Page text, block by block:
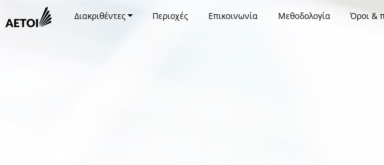
Διακριθέντες Περιοχές Επικοινωνία Μεθοδολογία Όροι &